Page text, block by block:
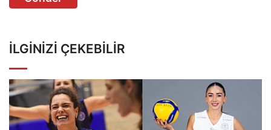
İLGINIZI ÇEKEBILIR